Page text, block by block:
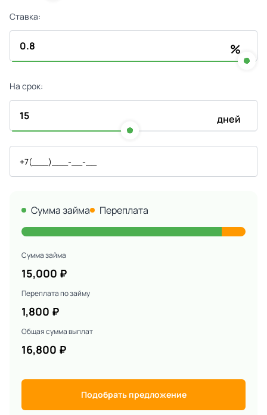
Ставка:
%
На срок:
дней
Сумма займа Переплата
Сумма займа
15,000 ₽
Переплата по займу
1,800 ₽
Общая сумма выплат
16,800 ₽
Подобрать предложение